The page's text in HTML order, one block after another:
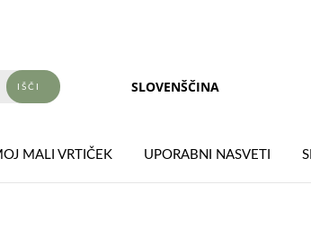
IŠČI SLOVENŠČINA
MALI VRTIČEK UPORABNI NASVETI